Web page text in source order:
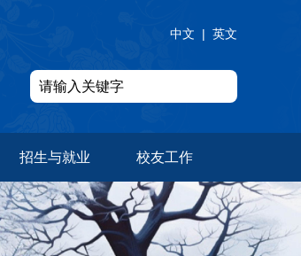
中文 | 英文
招生与就业 校友工作